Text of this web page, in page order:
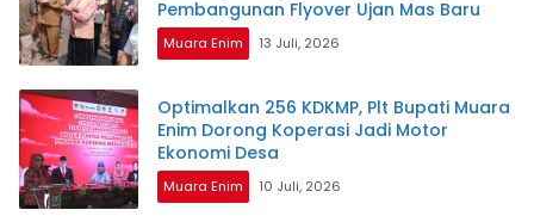
Pembangunan Flyover Ujan Mas Baru
Muara Enim 13 Juli, 2026
Optimalkan 256 KDKMP, Plt Bupati Muara
Enim Dorong Koperasi Jadi Motor
Ekonomi Desa
Muara Enim 10 Juli, 2026